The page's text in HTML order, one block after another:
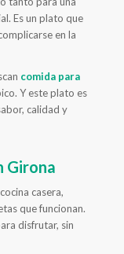
Es un plato que
en la
comida para
Y este plato es
calidad y
Girona
casera,
que funcionan.
disfrutar, sin